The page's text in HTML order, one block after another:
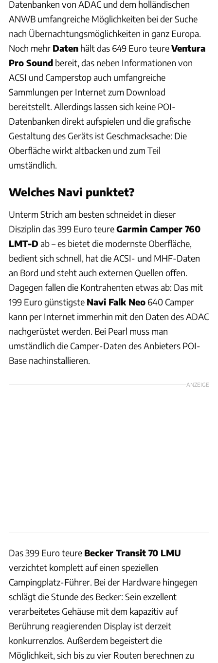
Datenbanken von ADAC und dem holländischen
ANWB umfangreiche Möglichkeiten bei der Suche
nach Übernachtungsmöglichkeiten in ganz Europa.
Noch mehr Daten hält das 649 Euro teureVentura
Pro Sound bereit, das neben Informationen von
ACSI und Camperstop auch umfangreiche
Sammlungen per Internet zum Download
bereitstellt. Allerdings lassen sich keine POI-
Datenbanken direkt aufspielen und die grafische
Gestaltung des Geräts ist Geschmacksache: Die
Oberfläche wirkt altbacken und zum Teil
umständlich.
Welches Navi punktet?
Unterm Strich am besten schneidet in dieser
Disziplin das 399 Euro teureGarmin Camper 760
LMT-Dab – es bietet die modernste Oberfläche,
bedient sich schnell, hat die ACSI- und MHF-Daten
an Bord und steht auch externen Quellen offen.
Dagegen fallen die Kontrahenten etwas ab: Das mit
199 Euro günstigste Navi Falk Neo 640 Camper
kann per Internet immerhin mit den Daten des ADAC
nachgerüstet werden. Bei Pearl muss man
umständlich die Camper-Daten des Anbieters POI-
Base nachinstallieren.
ANZEIGE
Das 399 Euro teure Becker Transit 70 LMU
verzichtet komplett auf einen speziellen
Campingplatz-Führer. Bei der Hardware hingegen
schlägt die Stunde des Becker: Sein exzellent
verarbeitetes Gehäuse mit dem kapazitiv auf
Berührung reagierenden Display ist derzeit
konkurrenzlos. Außerdem begeistert die
Möglichkeit, sich bis zu vier Routen berechnen zu